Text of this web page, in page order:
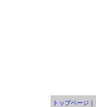
トップページ